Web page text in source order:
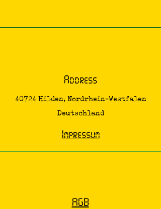
Address
40724 Hilden, Nordrhein-Westfalen
Deutschland
Impressum
AGB